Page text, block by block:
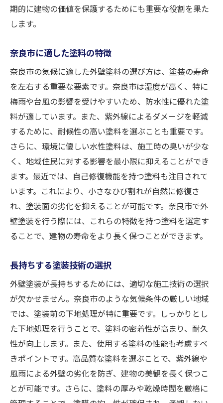
施工後のメンテナンス計画
長期間美しさを保つための工夫
地域特性を活かした奈良市の外壁塗装術
奈良市特有の気候に適した塗料
文化と調和するデザインの選び方
地域の景観に配慮した外壁塗装
地域密着型業者の利点
建物の歴史を守るための塗装技術
伝統的な建築様式に合う塗装
外壁塗装の定期メンテナンスが奈良市の住まい
を守る
メンテナンスの重要性と頻度
外壁の状態チェックポイント
劣化兆候を見逃さない方法
プロによるメンテナンスのメリット
季節ごとのメンテナンス計画
期的に建物の価値を保護するためにも重要な役割を果た
します。
奈良市に適した塗料の特徴
奈良市の気候に適した外壁塗料の選び方は、塗装の寿命
を左右する重要な要素です。奈良市は湿度が高く、特に
梅雨や台風の影響を受けやすいため、防水性に優れた塗
料が適しています。また、紫外線によるダメージを軽減
するために、耐候性の高い塗料を選ぶことも重要です。
さらに、環境に優しい水性塗料は、施工時の臭いが少な
く、地域住民に対する影響を最小限に抑えることができ
ます。最近では、自己修復機能を持つ塗料も注目されて
います。これにより、小さなひび割れが自然に修復さ
れ、塗装面の劣化を抑えることが可能です。奈良市で外
壁塗装を行う際には、これらの特徴を持つ塗料を選定す
ることで、建物の寿命をより長く保つことができます。
長持ちする塗装技術の選択
外壁塗装が長持ちするためには、適切な施工技術の選択
が欠かせません。奈良市のような気候条件の厳しい地域
では、塗装前の下地処理が特に重要です。しっかりとし
た下地処理を行うことで、塗料の密着性が高まり、耐久
性が向上します。また、使用する塗料の性能も考慮すべ
きポイントです。高品質な塗料を選ぶことで、紫外線や
風雨による外壁の劣化を防ぎ、建物の美観を長く保つこ
とが可能です。さらに、塗料の厚みや乾燥時間を厳格に